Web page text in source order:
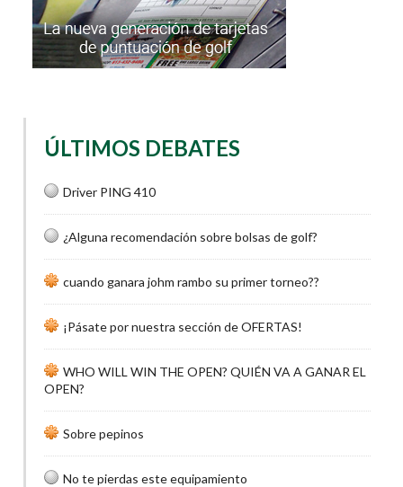
ÚLTIMOS DEBATES
Driver PING 410
¿Alguna recomendación sobre bolsas de golf?
cuando ganara johm rambo su primer torneo??
¡Pásate por nuestra sección de OFERTAS!
WHO WILL WIN THE OPEN? QUIÉN VA A GANAR EL
OPEN?
Sobre pepinos
No te pierdas este equipamiento